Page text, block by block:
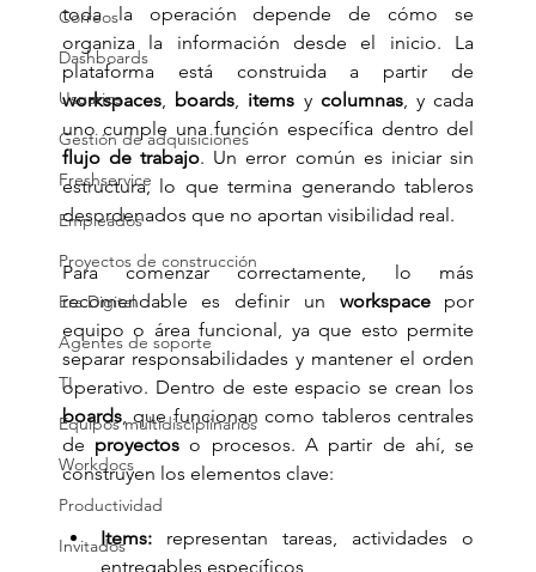
Correos
Dashboards
Usuarios
Gestión de adquisiciones
Freshservice
Empleados
Proyectos de construcción
Era Digital
Agentes de soporte
TI
Equipos multidisciplinarios
Workdocs
Productividad
Invitados
toda la operación depende de cómo se
organiza la información desde el inicio. La
workspaces, boards, items y columnas, y cada
flujo de trabajo. Un error común es iniciar sin
estructura, lo que termina generando tableros
desordenados que no aportan visibilidad real.
Para comenzar correctamente, lo más
recomendable es definir un workspace por
equipo o área funcional, ya que esto permite
separar responsabilidades y mantener el orden
boards, que funcionan como tableros centrales
de proyectos o procesos. A partir de ahí, se
construyen los elementos clave:
Items: representan tareas, actividades o
entregables específicos